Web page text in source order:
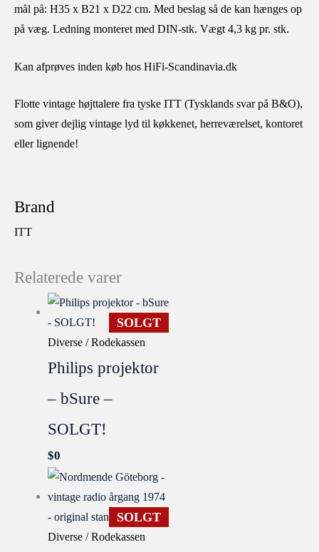
mål på: H35 x B21 x D22 cm. Med beslag så de kan hænges op
på væg. Ledning monteret med DIN-stk. Vægt 4,3 kg pr. stk.
Kan afprøves inden køb hos HiFi-Scandinavia.dk
Flotte vintage højttalere fra tyske ITT (Tysklands svar på B&O),
som giver dejlig vintage lyd til køkkenet, herreværelset, kontoret
eller lignende!
Brand
ITT
Relaterede varer
SOLGT
Diverse / Rodekassen
Philips projektor
– bSure –
SOLGT!
$0
SOLGT
Diverse / Rodekassen